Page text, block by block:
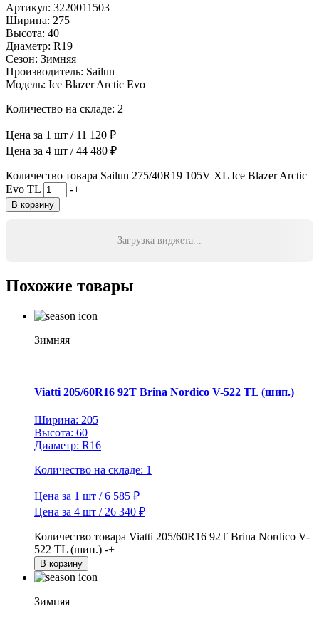
Артикул: 3220011503
Ширина: 275
Высота: 40
Диаметр: R19
Сезон: Зимняя
Производитель: Sailun
Модель: Ice Blazer Arctic Evo
Количество на складе: 2
Цена за 1 шт / 11 120 ₽
Цена за 4 шт / 44 480 ₽
Количество товара Sailun 275/40R19 105V XL Ice Blazer Arctic
Evo TL
-+
В корзину
Загрузка виджета...
Похожие товары
Зимняя
Viatti 205/60R16 92T Brina Nordico V-522 TL (шип.)
Ширина: 205
Высота: 60
Диаметр: R16
Количество на складе: 1
Цена за 1 шт / 6 585 ₽
Цена за 4 шт / 26 340 ₽
Количество товара Viatti 205/60R16 92T Brina Nordico V-
522 TL (шип.) -+
В корзину
Зимняя